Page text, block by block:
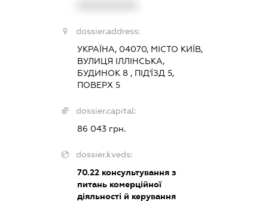
dossier.address:
УКРАЇНА, 04070, МІСТО КИЇВ,
ВУЛИЦЯ ІЛЛІНСЬКА,
БУДИНОК 8 , ПІД'ЇЗД 5,
ПОВЕРХ 5
dossier.capital:
86 043 грн.
dossier.kveds:
70.22 консультування з
питань комерційної
діяльності й керування